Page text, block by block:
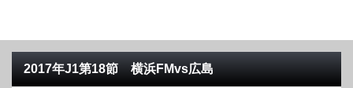
2017年J1第18節 横浜FMvs広島